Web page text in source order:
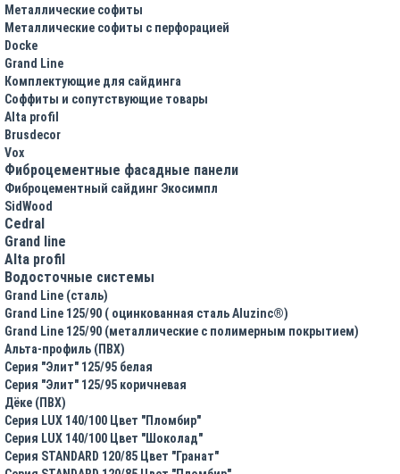
Металлические софиты
Металлические софиты с перфорацией
Docke
Grand Line
Комплектующие для сайдинга
Соффиты и сопутствующие товары
Alta profil
Brusdecor
Vox
Фиброцементные фасадные панели
Фиброцементный сайдинг Экосимпл
SidWood
Cedral
Grand line
Аlta profil
Водосточные системы
Grand Line (сталь)
Grand Line 125/90 ( оцинкованная сталь Aluzinc®)
Grand Line 125/90 (металлические с полимерным покрытием)
Альта-профиль (ПВХ)
Серия "Элит" 125/95 белая
Серия "Элит" 125/95 коричневая
Дёке (ПВХ)
Серия LUX 140/100 Цвет "Пломбир"
Серия LUX 140/100 Цвет "Шоколад"
Серия STANDARD 120/85 Цвет "Гранат"